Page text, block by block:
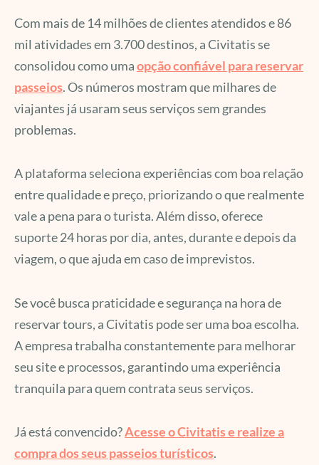
Com mais de 14 milhões de clientes atendidos e 86
mil atividades em 3.700 destinos, a Civitatis se
consolidou como umaopção confiável para reservar
passeios. Os números mostram que milhares de
viajantes já usaram seus serviços sem grandes
problemas.
A plataforma seleciona experiências com boa relação
entre qualidade e preço, priorizando o que realmente
vale a pena para o turista. Além disso, oferece
suporte 24 horas por dia, antes, durante e depois da
viagem, o que ajuda em caso de imprevistos.
Se você busca praticidade e segurança na hora de
reservar tours, a Civitatis pode ser uma boa escolha.
A empresa trabalha constantemente para melhorar
seu site e processos, garantindo uma experiência
tranquila para quem contrata seus serviços.
Já está convencido?Acesse o Civitatis e realize a
compra dos seus passeios turísticos.